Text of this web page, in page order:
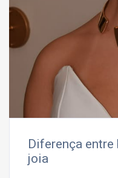
Diferença
joia